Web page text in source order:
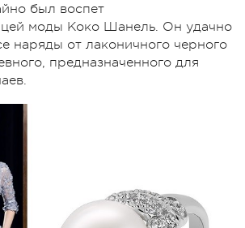
был воспет
моды Коко Шанель. Он удачно
наряды от лаконичного черного
предназначенного для